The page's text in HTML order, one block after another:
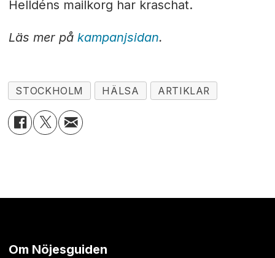
Helldéns mailkorg har kraschat.
Läs mer på kampanjsidan.
STOCKHOLM HÄLSA ARTIKLAR
Om Nöjesguiden